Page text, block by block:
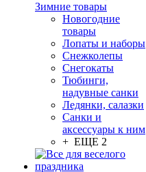
Зимние товары
Новогодние
товары
Лопаты и наборы
Снежколепы
Снегокаты
Тюбинги,
надувные санки
Ледянки, салазки
Санки и
аксессуары к ним
+ ЕЩЕ 2